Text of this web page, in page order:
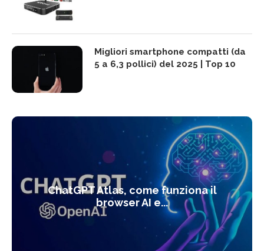
Migliori smartphone compatti (da
5 a 6,3 pollici) del 2025 | Top 10
ChatGPT Atlas, come funziona il
browser AI e...